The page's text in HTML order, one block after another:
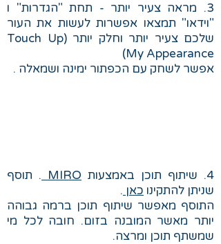
3. מראה צעיר יותר - תחת "הגדרות" ו
"וידאו" תמצאו אפשרות לעשות את העור
שלכם צעיר יותר וחלק יותר (Touch Up
My Appearance)
אפשר לשחק עם הכפתור ימינה ושמאלה .
4. שיתוף תוכן באמצעות MIRO . תוסף
שניתן להתקינו כאן .
התוסף מאפשר שיתוף תוכן ברמה גבוהה
יותר מאשר המובנה בזום. חובה לכל מי
שמשתף תוכן ומרצה.